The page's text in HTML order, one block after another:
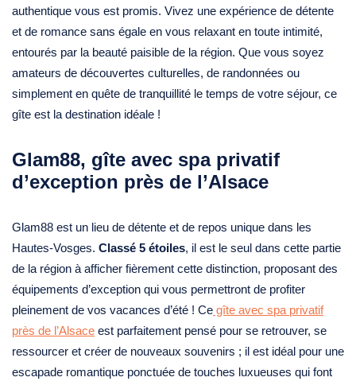
authentique vous est promis. Vivez une expérience de détente
et de romance sans égale en vous relaxant en toute intimité,
entourés par la beauté paisible de la région. Que vous soyez
amateurs de découvertes culturelles, de randonnées ou
simplement en quête de tranquillité le temps de votre séjour, ce
gîte est la destination idéale !
Glam88, gîte avec spa privatif
d’exception près de l’Alsace
Glam88 est un lieu de détente et de repos unique dans les
Hautes-Vosges. Classé 5 étoiles, il est le seul dans cette partie
de la région à afficher fièrement cette distinction, proposant des
équipements d’exception qui vous permettront de profiter
pleinement de vos vacances d’été ! Ce gîte avec spa privatif
près de l’Alsace est parfaitement pensé pour se retrouver, se
ressourcer et créer de nouveaux souvenirs ; il est idéal pour une
escapade romantique ponctuée de touches luxueuses qui font